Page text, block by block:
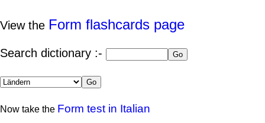
View the Form flashcards page
Search dictionary :-
Now take the Form test in Italian